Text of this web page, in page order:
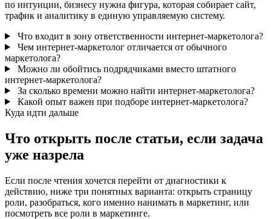
по интуиции, бизнесу нужна фигура, которая собирает сайт,
трафик и аналитику в единую управляемую систему.
Что входит в зону ответственности интернет-маркетолога?
Чем интернет-маркетолог отличается от обычного
маркетолога?
Можно ли обойтись подрядчиками вместо штатного
интернет-маркетолога?
За сколько времени можно найти интернет-маркетолога?
Какой опыт важен при подборе интернет-маркетолога?
Куда идти дальше
Что открыть после статьи, если задача
уже назрела
Если после чтения хочется перейти от диагностики к
действию, ниже три понятных варианта: открыть страницу
роли, разобраться, кого именно нанимать в маркетинг, или
посмотреть все роли в маркетинге.